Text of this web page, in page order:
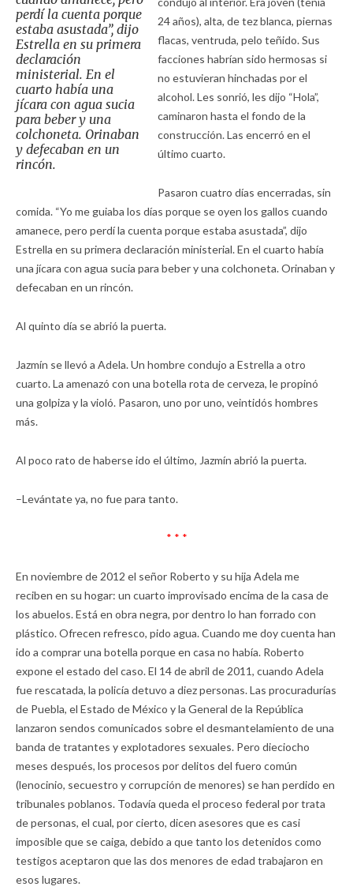
perdí la cuenta porque
estaba asustada”, dijo
Estrella en su primera
declaración
ministerial. En el
cuarto había una
jícara con agua sucia
para beber y una
colchoneta. Orinaban
y defecaban en un
rincón.
24 años), alta, de tez blanca, piernas
flacas, ventruda, pelo teñido. Sus
facciones habrían sido hermosas si
no estuvieran hinchadas por el
alcohol. Les sonrió, les dijo “Hola”,
caminaron hasta el fondo de la
construcción. Las encerró en el
último cuarto.
Pasaron cuatro días encerradas, sin
comida. “Yo me guiaba los días porque se oyen los gallos cuando
amanece, pero perdí la cuenta porque estaba asustada”, dijo
Estrella en su primera declaración ministerial. En el cuarto había
una jícara con agua sucia para beber y una colchoneta. Orinaban y
defecaban en un rincón.
Al quinto día se abrió la puerta.
Jazmín se llevó a Adela. Un hombre condujo a Estrella a otro
cuarto. La amenazó con una botella rota de cerveza, le propinó
una golpiza y la violó. Pasaron, uno por uno, veintidós hombres
más.
Al poco rato de haberse ido el último, Jazmín abrió la puerta.
–Levántate ya, no fue para tanto.
* * *
En noviembre de 2012 el señor Roberto y su hija Adela me
reciben en su hogar: un cuarto improvisado encima de la casa de
los abuelos. Está en obra negra, por dentro lo han forrado con
plástico. Ofrecen refresco, pido agua. Cuando me doy cuenta han
ido a comprar una botella porque en casa no había. Roberto
expone el estado del caso. El 14 de abril de 2011, cuando Adela
fue rescatada, la policía detuvo a diez personas. Las procuradurías
de Puebla, el Estado de México y la General de la República
lanzaron sendos comunicados sobre el desmantelamiento de una
banda de tratantes y explotadores sexuales. Pero dieciocho
meses después, los procesos por delitos del fuero común
(lenocinio, secuestro y corrupción de menores) se han perdido en
tribunales poblanos. Todavía queda el proceso federal por trata
de personas, el cual, por cierto, dicen asesores que es casi
imposible que se caiga, debido a que tanto los detenidos como
testigos aceptaron que las dos menores de edad trabajaron en
esos lugares.